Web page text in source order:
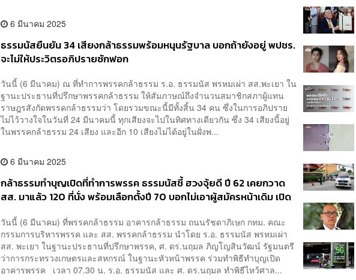
6 มีนาคม 2025
ธรรมนัสยืนยัน 34 เสียงกล้าธรรมพร้อมหนุนรัฐบาล บอกถ้ายังอยู่ พปชร.
จะไม่ให้ประวิตรอภิปรายซักฟอก
วันนี้ (6 มีนาคม) ณ ที่ทำการพรรคกล้าธรรม ร.อ. ธรรมนัส พรหมเผ่า สส.พะเยา ใน
ฐานะประธานที่ปรึกษาพรรคกล้าธรรม ให้สัมภาษณ์ถึงจำนวนสมาชิกสภาผู้แทน
ราษฎรสังกัดพรรคกล้าธรรมว่า โดยรวมขณะนี้มีทั้งสิ้น 34 คน ซึ่งในการอภิปราย
ไม่ไว้วางใจในวันที่ 24 มีนาคมนี้ ทุกเสียงจะไปในทิศทางเดียวกัน ซึ่ง 34 เสียงนี้อยู่
ในพรรคกล้าธรรม 24 เสียง และอีก 10 เสียงไม่ได้อยู่ในฝั่งพ...
6 มีนาคม 2025
กล้าธรรมทำบุญเปิดที่ทำการพรรค ธรรมนัสชี้ ฮวงจุ้ยดี ปี 62 เคยกวาด
สส. มาแล้ว 120 ที่นั่ง พร้อมเลือกตั้งปี 70 บอกไม่เอาผู้สมัครหน้าเดิม เปิด
วันนี้ (6 มีนาคม) ที่พรรคกล้าธรรม อาคารกล้าธรรม ถนนรัชดาภิเษก กทม. คณะ
กรรมการบริหารพรรค และ สส. พรรคกล้าธรรม นำโดย ร.อ. ธรรมนัส พรหมเผ่า
สส. พะเยา ในฐานะประธานที่ปรึกษาพรรค, ศ. ดร.นฤมล ภิญโญสินวัฒน์ รัฐมนตรี
ว่าการกระทรวงเกษตรและสหกรณ์ ในฐานะหัวหน้าพรรค ร่วมทำพิธีทำบุญเปิด
อาคารพรรค เวลา 07.30 น. ร.อ. ธรรมนัส และ ศ. ดร.นฤมล ทำพิธีไหว้ศาล...